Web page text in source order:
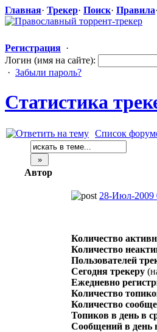
Главная· Трекер· Поиск· Правила·
Регистрация ·
Логин (имя на сайте):
· Забыли пароль?
Статистика
Список
Автор
28-Июл-2009
Количество
Количество
Пользователей
Сегодня трекеру
Ежедневно
Количество
Количество
Топиков в день в
Сообщений в день